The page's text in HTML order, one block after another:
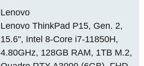
Lenovo
Lenovo ThinkPad P15, Gen. 2,
15.6", Intel 8-Core i7-11850H,
4.80GHz, 128GB RAM, 1TB M.2,